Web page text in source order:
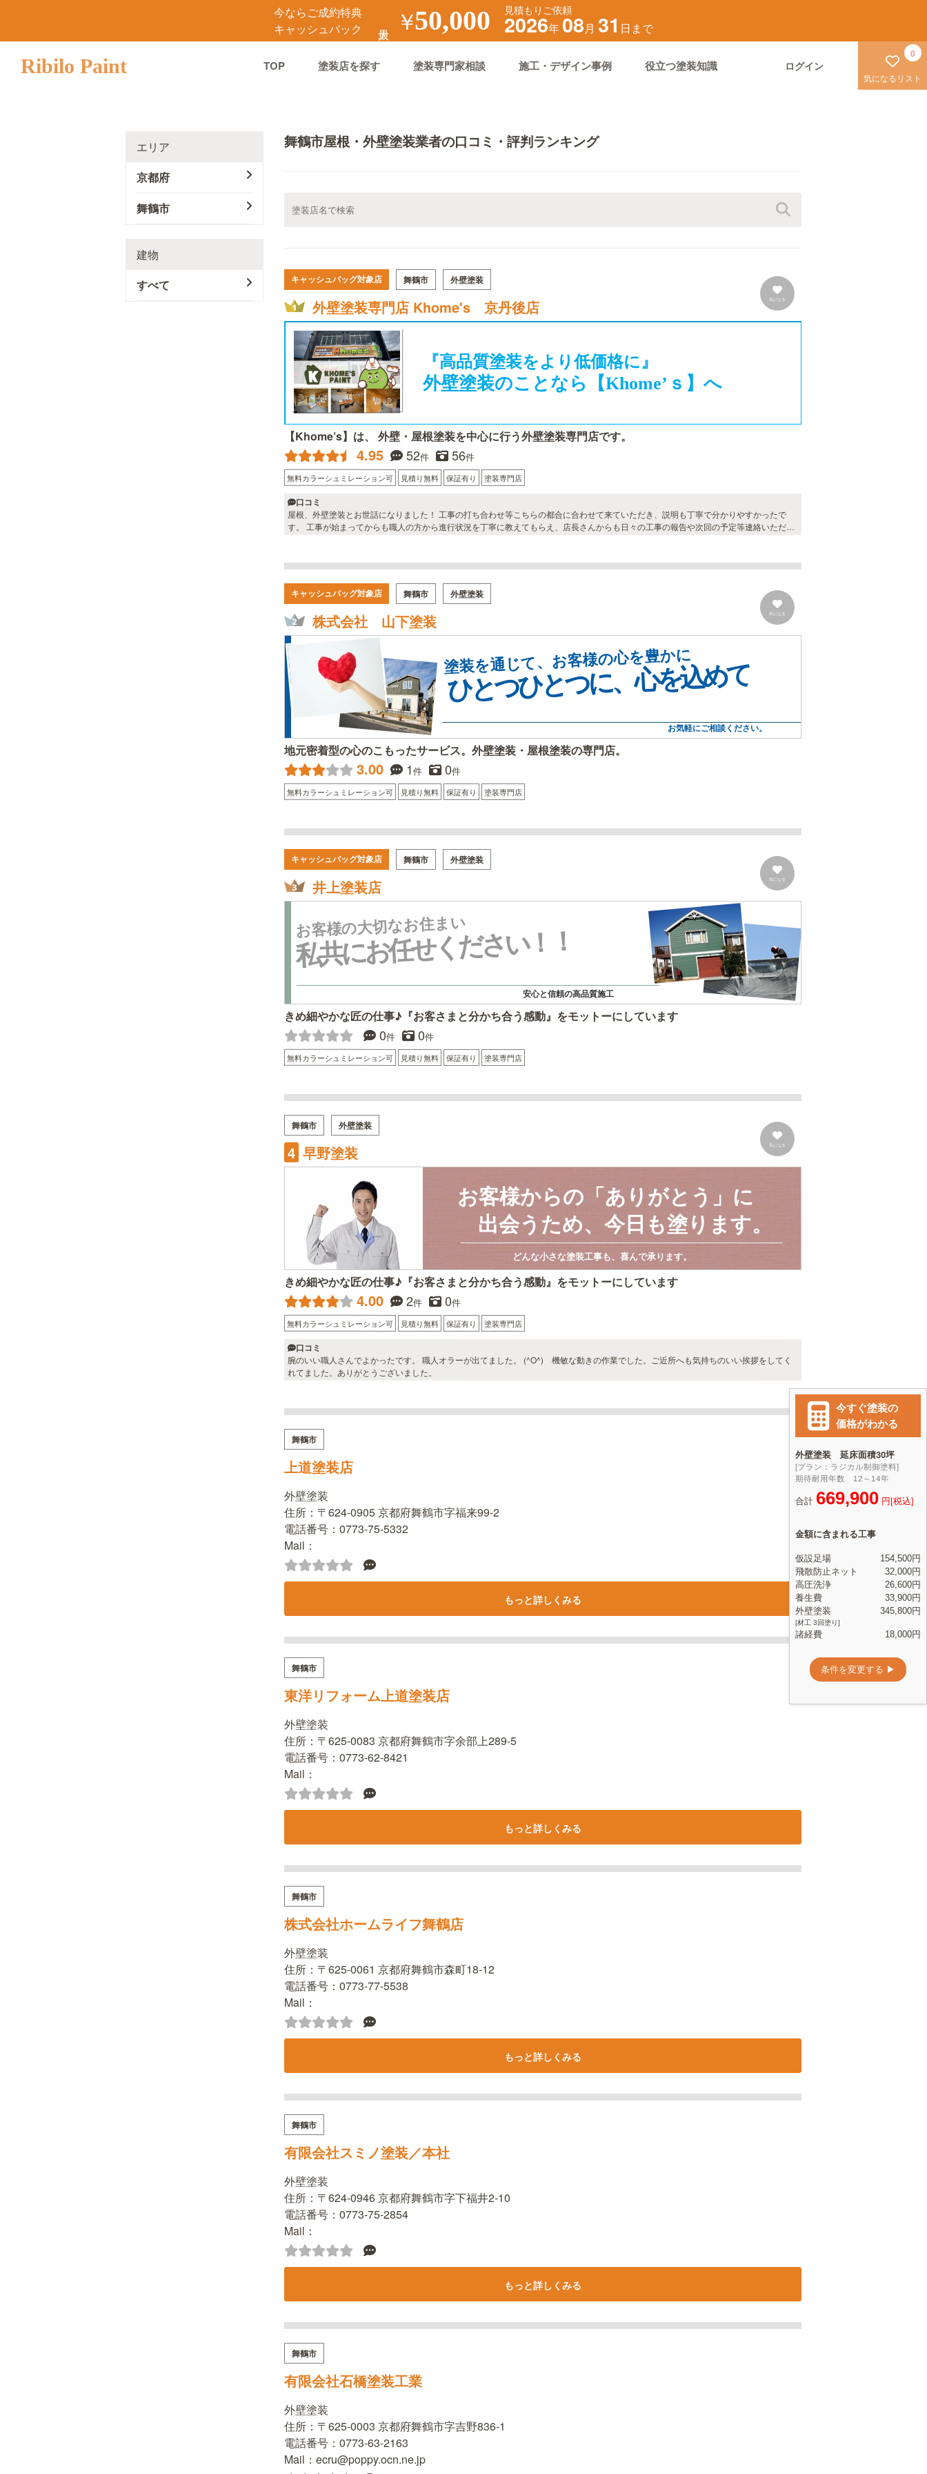
今ならご成約特典
キャッシュバック
￥50,000 見積もりご依頼
2026年08月 31 日まで
Ribilo Paint TOP 塗装店を探す 塗装専門家相談 施工・デザイン事例 役立つ塗装知識 ログイン
気になるリスト
0
エリア
京都府
舞鶴市
建物
すべて
舞鶴市屋根・外壁塗装業者の口コミ・評判ランキング
キャッシュバッグ対象店 舞鶴市 外壁塗装
外壁塗装専門店 Khome's 京丹後店 気になる
『高品質塗装をより低価格に』
外壁塗装のことなら【Khome’ｓ】へ
【Khome’s】は、 外壁・屋根塗装を中心に行う外壁塗装専門店です。
4.95 52件 56件
無料カラーシュミレーション可 見積り無料 保証有り 塗装専門店
口コミ
屋根、外壁塗装とお世話になりました！ 工事の打ち合わせ等こちらの都合に合わせて来ていただき、説明も丁寧で分かりやすかったで
す。 工事が始まってからも職人の方から進行状況を丁寧に教えてもらえ、店長さんからも日々の工事の報告や次回の予定等連絡いただけ
キャッシュバッグ対象店 舞鶴市 外壁塗装
株式会社 山下塗装 気になる
ひとつひとつに、心を込めて
塗装を通じて、お客様の心を豊かに
お気軽にご相談ください。
地元密着型の心のこもったサービス。外壁塗装・屋根塗装の専門店。
3.00 1件 0件
無料カラーシュミレーション可 見積り無料 保証有り 塗装専門店
キャッシュバッグ対象店 舞鶴市 外壁塗装
井上塗装店 気になる
私共にお任せください！！
お客様の大切なお住まい
安心と信頼の高品質施工
きめ細やかな匠の仕事♪『お客さまと分かち合う感動』をモットーにしています
0件 0件
無料カラーシュミレーション可 見積り無料 保証有り 塗装専門店
舞鶴市 外壁塗装
4 早野塗装 気になる
お客様からの「ありがとう」に
どんな小さな塗装工事も、喜んで承ります。
出会うため、今日も塗ります。
きめ細やかな匠の仕事♪『お客さまと分かち合う感動』をモットーにしています
4.00 2件 0件
無料カラーシュミレーション可 見積り無料 保証有り 塗装専門店
口コミ
腕のいい職人さんでよかったです。 職人オラーが出てました。 (^O^) 機敏な動きの作業でした。ご近所へも気持ちのいい挨拶をしてく
れてました。ありがとうございました。
舞鶴市
上道塗装店
外壁塗装
住所：〒624-0905 京都府舞鶴市字福来99-2
電話番号：0773-75-5332
Mail：
もっと詳しくみる
舞鶴市
東洋リフォーム上道塗装店
外壁塗装
住所：〒625-0083 京都府舞鶴市字余部上289-5
電話番号：0773-62-8421
Mail：
もっと詳しくみる
舞鶴市
株式会社ホームライフ舞鶴店
外壁塗装
住所：〒625-0061 京都府舞鶴市森町18-12
電話番号：0773-77-5538
Mail：
もっと詳しくみる
舞鶴市
有限会社スミノ塗装／本社
外壁塗装
住所：〒624-0946 京都府舞鶴市字下福井2-10
電話番号：0773-75-2854
Mail：
もっと詳しくみる
舞鶴市
有限会社石橋塗装工業
外壁塗装
住所：〒625-0003 京都府舞鶴市字吉野836-1
電話番号：0773-63-2163
Mail：ecru@poppy.ocn.ne.jp